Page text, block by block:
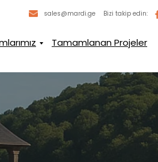
Tamamlanan Projeler
sales@mardi.ge Bizi takip edin: